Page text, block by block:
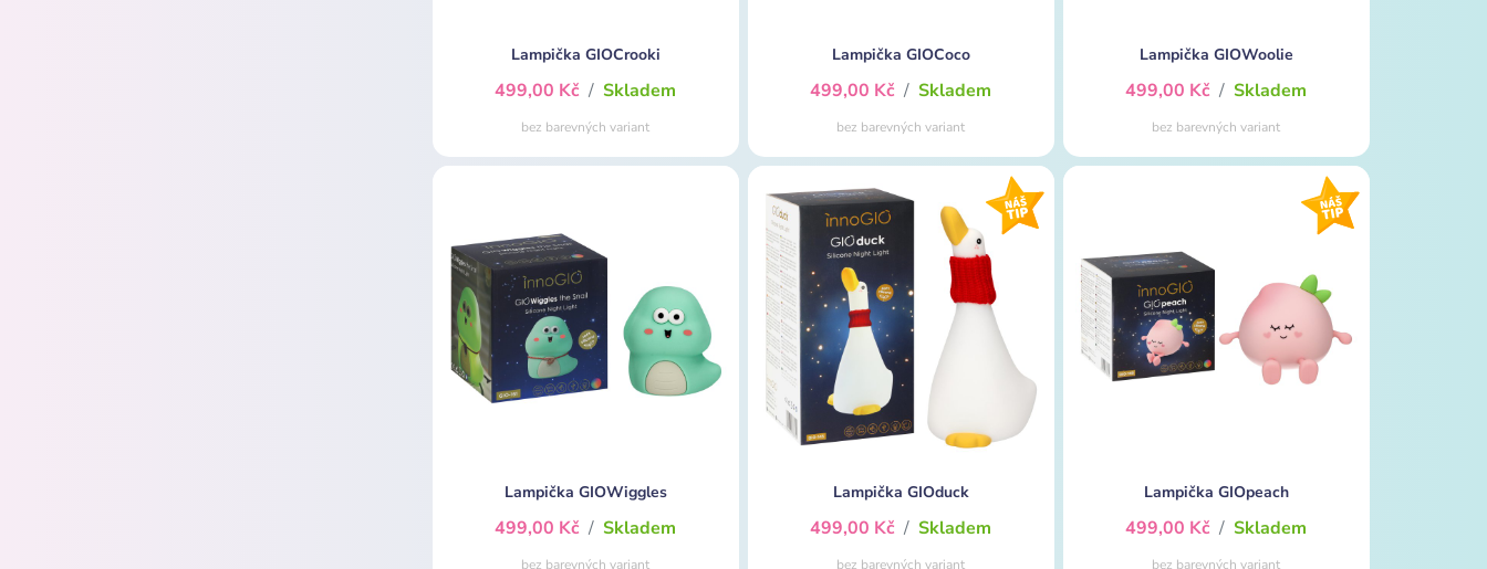
Lampička GIOCrooki
499,00 Kč / Skladem
bez barevných variant
Lampička GIOCoco
499,00 Kč / Skladem
bez barevných variant
Lampička GIOWoolie
499,00 Kč / Skladem
bez barevných variant
Lampička GIOWiggles
499,00 Kč / Skladem
bez barevných variant
Lampička GIOduck
499,00 Kč / Skladem
bez barevných variant
Lampička GIOpeach
499,00 Kč / Skladem
bez barevných variant